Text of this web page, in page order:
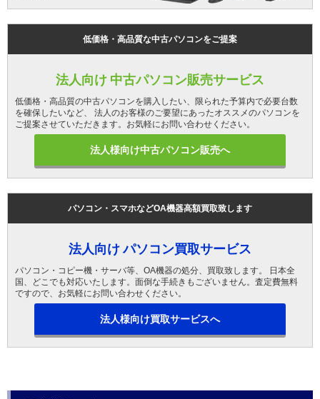
低価格・高品質な中古パソコンをご提案
法人向け 中古パソコン販売サービス
低価格・高品質の中古パソコンを購入したい、限られた予算内で必要台数
を確保したいなど、 法人のお客様のご要望にあったオススメのパソコンを
ご提案させていただきます。お気軽にお問い合わせください。
法人様向け中古パソコン販売へ
パソコン・スマホなどOA機器高額買取致します
法人向け パソコン買取サービス
パソコン・コピー機・サーバ等、OA機器の処分、買取致します。 日本全
国、どこでも対応いたします。面倒な手続きもございません。査定費無料
ですので、お気軽にお問い合わせください。
法人様向け買取サービスへ